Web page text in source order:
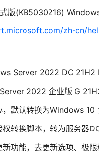
版(KB5030216)
zh-cn/
Server 2022 DC 21H2
2022 企业版 G
，默认转换为Windows 10
权转换脚本，转为服务器
新功能，去更新选项、极